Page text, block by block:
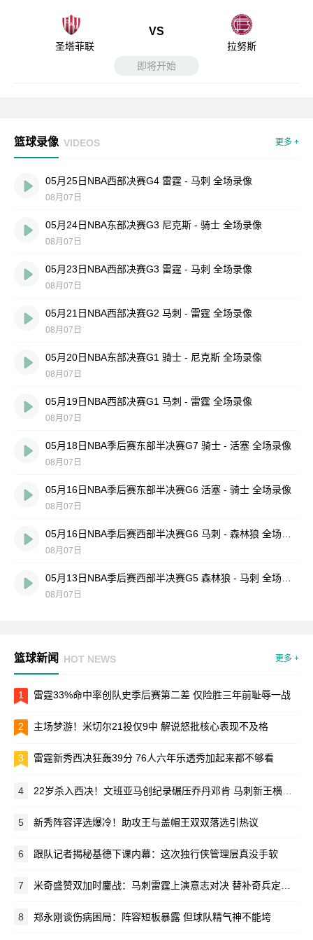
圣塔菲联
VS
拉努斯
即将开始
篮球录像 VIDEOS 更多 +
05月25日NBA西部决赛G4 雷霆 - 马刺 全场录像
08月07日
05月24日NBA东部决赛G3 尼克斯 - 骑士 全场录像
08月07日
05月23日NBA西部决赛G3 雷霆 - 马刺 全场录像
08月07日
05月21日NBA西部决赛G2 马刺 - 雷霆 全场录像
08月07日
05月20日NBA东部决赛G1 骑士 - 尼克斯 全场录像
08月07日
05月19日NBA西部决赛G1 马刺 - 雷霆 全场录像
08月07日
05月18日NBA季后赛东部半决赛G7 骑士 - 活塞 全场录像
08月07日
05月16日NBA季后赛东部半决赛G6 活塞 - 骑士 全场录像
08月07日
08月07日
08月07日
篮球新闻 HOT NEWS 更多 +
1 雷霆33%命中率创队史季后赛第二差 仅险胜三年前耻辱一战
2 主场梦游！米切尔21投仅9中 解说怒批核心表现不及格
3 雷霆新秀西决狂轰39分 76人六年乐透秀加起来都不够看
4 22岁杀入西决！文班亚马创纪录碾压乔丹邓肯 马刺新王横空出世
5 新秀阵容评选爆冷！助攻王与盖帽王双双落选引热议
6 跟队记者揭秘基德下课内幕：这次独行侠管理层真没手软
7 米奇盛赞双加时鏖战：马刺雷霆上演意志对决 替补奇兵定乾坤
8 郑永刚谈伤病困局：阵容短板暴露 但球队精气神不能垮